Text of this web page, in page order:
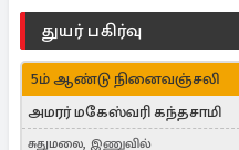
துயர் பகிர்வு
5ம் ஆண்டு நினைவஞ்சலி
அமரர் மகேஸ்வரி கந்தசாமி
சுதுமலை, இணுவில்